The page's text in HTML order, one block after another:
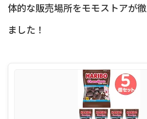
体的な販売場所をモモストアが
ました！